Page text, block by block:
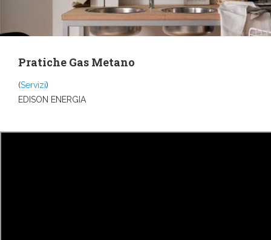
Pratiche Gas Metano
(Servizi)
EDISON ENERGIA